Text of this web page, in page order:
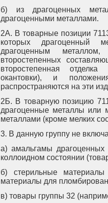
б) из драгоценных
драгоценными металлами.
2А. В товарные позиции
которых драгоценный
драгоценным
второстепенных
второстепенная
окантовки), и
распространяются на эти
2Б. В товарную позицию
драгоценные металлы или
металлами (кроме мелких
3. В данную группу не
а) амальгамы
коллоидном состоянии
б) стерильные
материалы для
в) товары группы 32